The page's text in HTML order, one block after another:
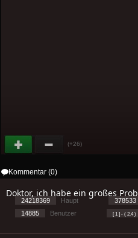
(+26)
Kommentar (0)
Doktor, ich habe ein großes
24218369 Haupt 378533
14885
Benutzer [ 1 ] - ( 2.4 )